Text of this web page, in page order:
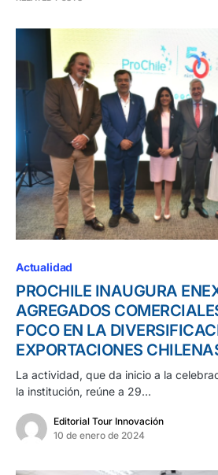
Actualidad
PROCHILE INAUGURA
AGREGADOS
FOCO EN LA
EXPORTACIONES
La actividad, que da inicio a la
la institución, reúne a 29…
Editorial Tour Innovación
10 de enero de 2024